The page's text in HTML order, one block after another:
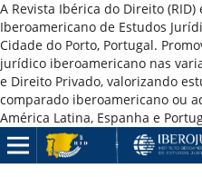
A Revista Ibérica do Direito
Iberoamericano de Estudos
Cidade do Porto, Portugal.
jurídico iberoamericano nas
e Direito Privado, valorizando
comparado iberoamericano ou
América Latina, Espanha e